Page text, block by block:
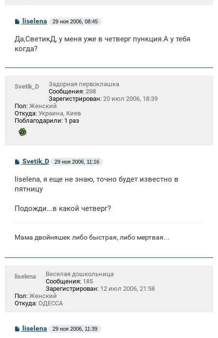
С
б
щ
и
liselena 29 ноя 2006, 08:45
Да,СветикД, у меня уже в четверг пункция.А у тебя
когда?
Svetik_D
Задорная первоклашка
Сообщения: 208
Зарегистрирован: 20 июл 2006, 18:39
Пол: Женский
Откуда: Украина, Киев
Поблагодарили: 1 раз
С
б
щ
и
Svetik_D 29 ноя 2006, 11:16
liselena, я еще не знаю, точно будет известно в
пятницу
Подожди...в какой четверг?
Мама двойняшек либо быстрая, либо мертвая...
liselena
Веселая дошкольница
Сообщения: 185
Зарегистрирован: 12 июл 2006, 21:58
Пол: Женский
Откуда: ОДЕССА
С
о
liselena 29 ноя 2006, 11:39